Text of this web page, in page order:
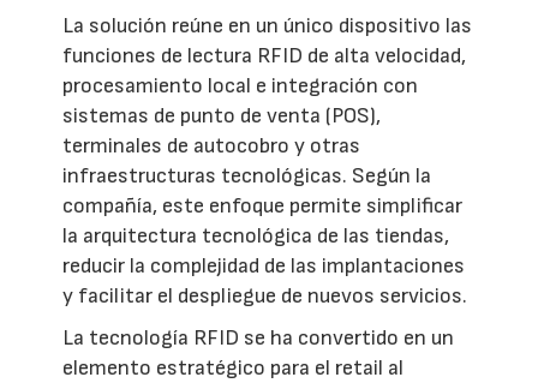
La solución reúne en un único dispositivo las
funciones de lectura RFID de alta velocidad,
procesamiento local e integración con
sistemas de punto de venta (POS),
terminales de autocobro y otras
infraestructuras tecnológicas. Según la
compañía, este enfoque permite simplificar
la arquitectura tecnológica de las tiendas,
reducir la complejidad de las implantaciones
y facilitar el despliegue de nuevos servicios.
La tecnología RFID se ha convertido en un
elemento estratégico para el retail al